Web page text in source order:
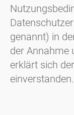
genannt) in
der Annahme
erklärt sich
einverstanden.